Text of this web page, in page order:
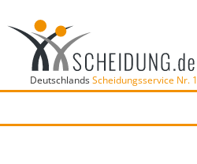
DeutschlandsScheidungsservice Nr. 1